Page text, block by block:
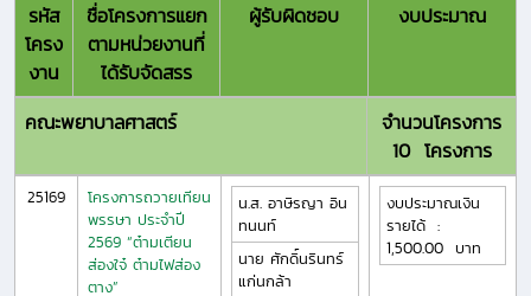
รหัส
โครง
งาน
ชื่อโครงการแยก
ตามหน่วยงานที่
ได้รับจัดสรร
ผู้รับผิดชอบ งบประมาณ
คณะพยาบาลศาสตร์
จำนวนโครงการ
10โครงการ
25169
โครงการถวายเทียน
พรรษา ประจำปี
2569 “ต๋ามเตียน
ส่องใจ๋ ต๋ามไฟส่อง
ตาง”
น.ส. อาษิรญา อิน
ทนนท์
นาย ศักดิ์นรินทร์
แก่นกล้า
งบประมาณเงิน
รายได้:
1,500.00บาท